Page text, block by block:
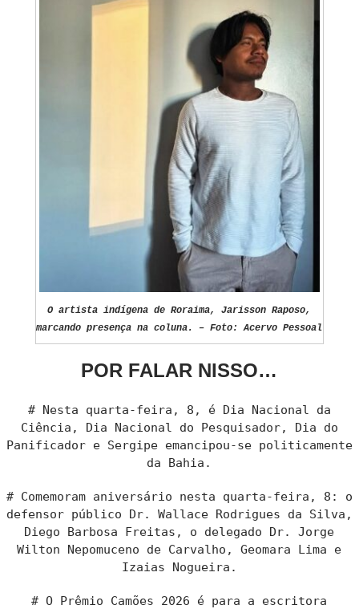
O artista indígena de Roraima, Jarisson Raposo,
marcando presença na coluna. – Foto: Acervo Pessoal
POR FALAR NISSO…
# Nesta quarta-feira, 8, é Dia Nacional da
Ciência, Dia Nacional do Pesquisador, Dia do
Panificador e Sergipe emancipou-se politicamente
da Bahia.
# Comemoram aniversário nesta quarta-feira, 8: o
defensor público Dr. Wallace Rodrigues da Silva,
Diego Barbosa Freitas, o delegado Dr. Jorge
Wilton Nepomuceno de Carvalho, Geomara Lima e
Izaias Nogueira.
# O Prêmio Camões 2026 é para a escritora